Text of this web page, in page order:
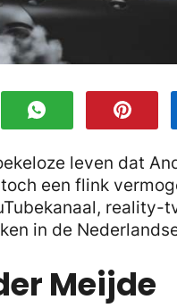
leven dat
een flink
in de
Meijde